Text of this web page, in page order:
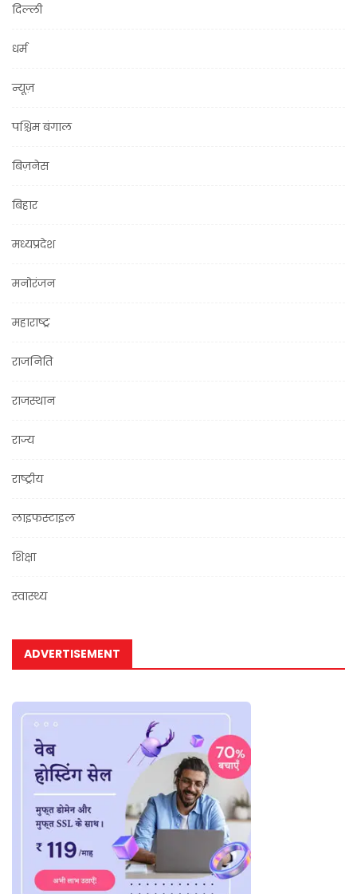
दिल्ली
धर्म
न्यूज़
पश्चिम बंगाल
बिज़नेस
बिहार
मध्यप्रदेश
मनोरंजन
महाराष्ट्र
राजनिति
राजस्थान
राज्य
राष्ट्रीय
लाइफस्टाइल
शिक्षा
स्वास्थ्य
ADVERTISEMENT